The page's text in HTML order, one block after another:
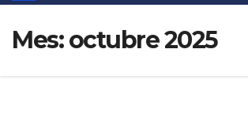
Mes:octubre 2025